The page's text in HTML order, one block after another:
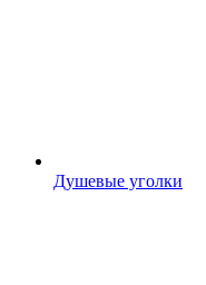
Душевые уголки